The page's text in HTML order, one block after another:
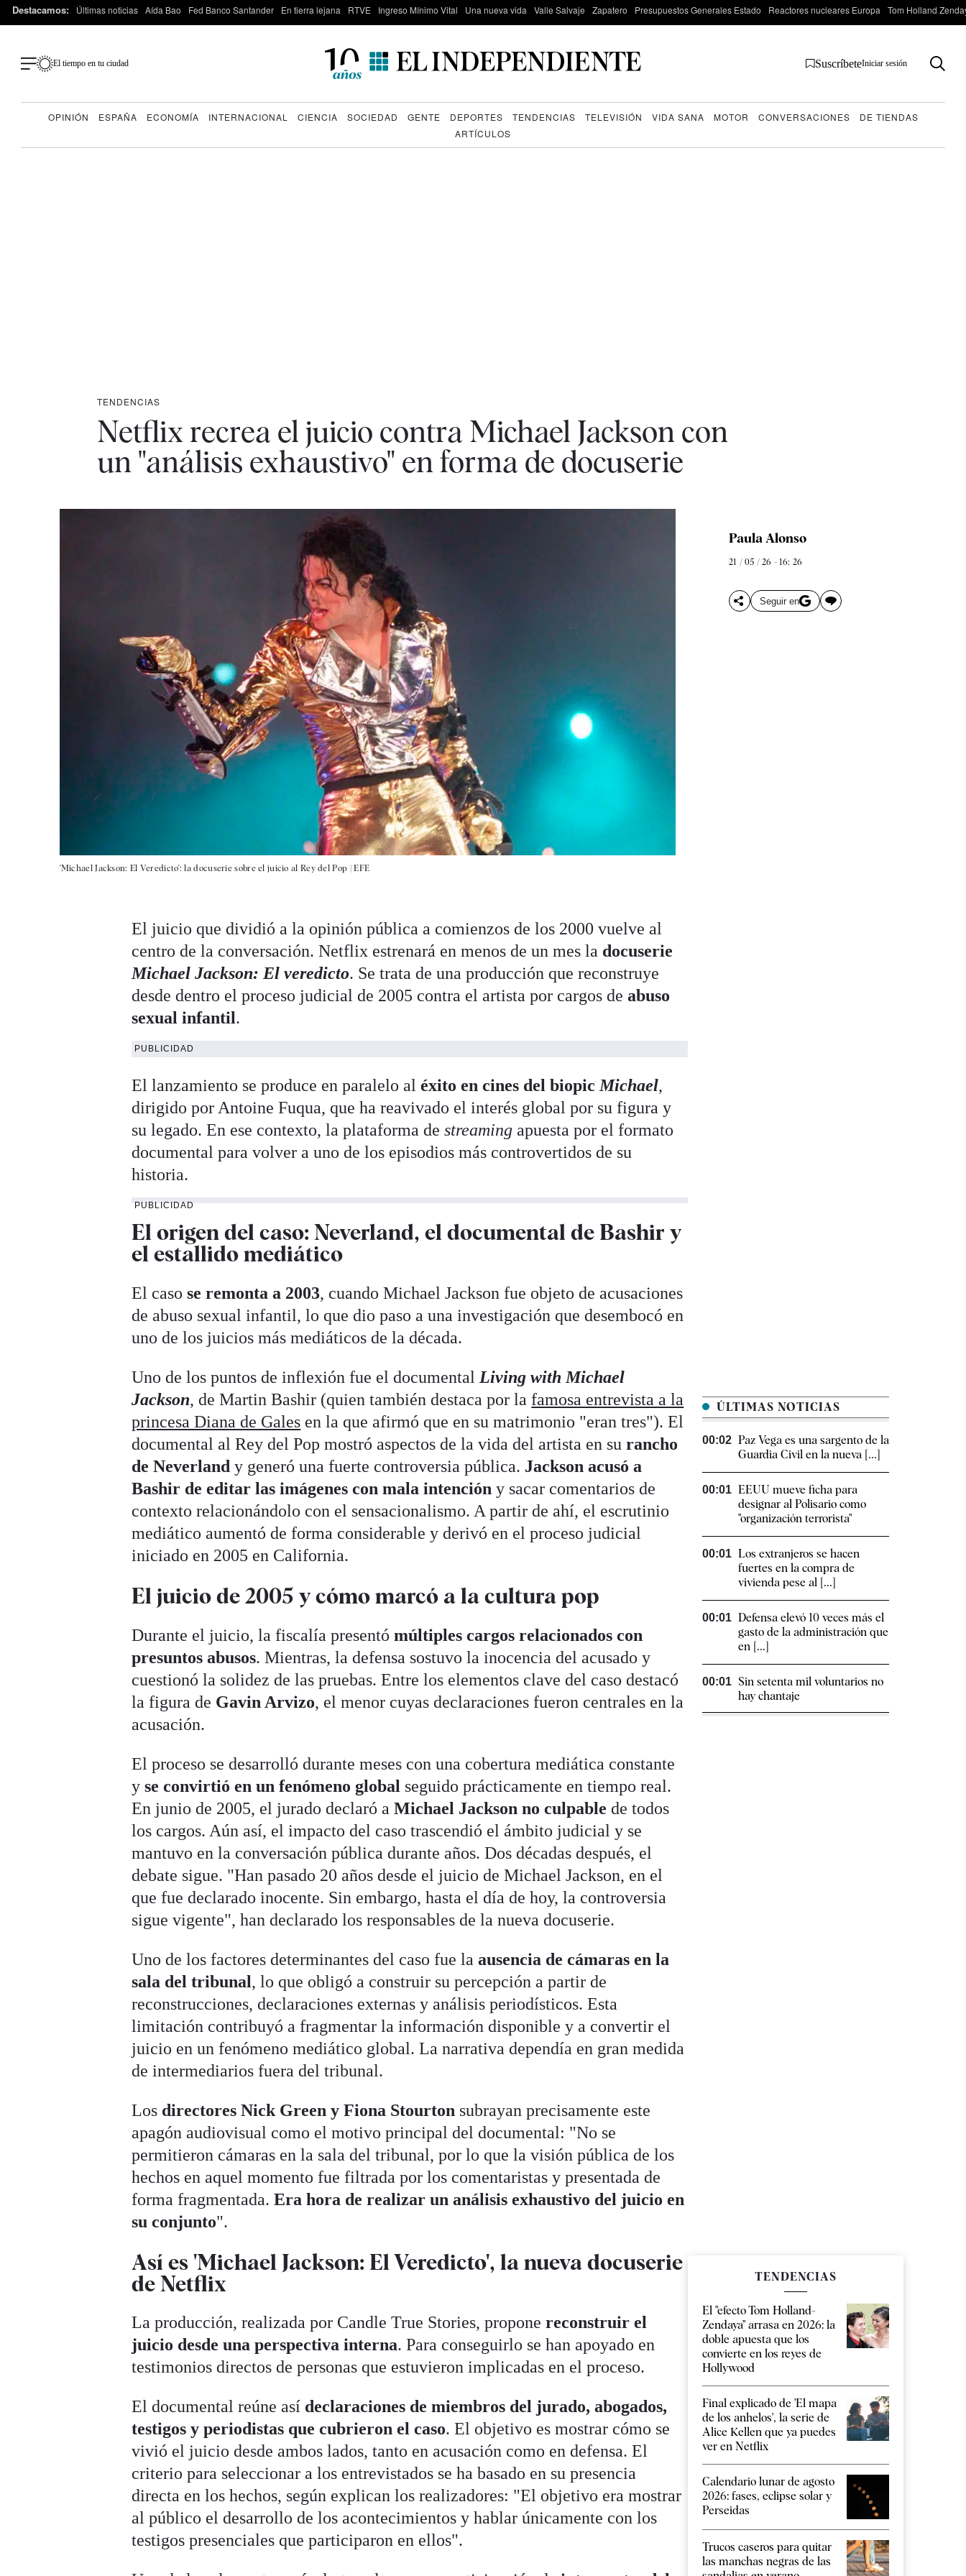
Destacamos: Últimas noticias Aída Bao Fed Banco Santander En tierra lejana RTVE Ingreso Mínimo Vital Una nueva vida Valle Salvaje Zapatero Presupuestos Generales Estado Reactores nucleares Europa Tom Holland
El tiempo en tu ciudad SuscríbeteIniciar sesión
OPINIÓN ESPAÑA ECONOMÍA INTERNACIONAL CIENCIA SOCIEDAD GENTE DEPORTES TENDENCIAS TELEVISIÓN VIDA SANA MOTOR CONVERSACIONES
DE TIENDAS
ARTÍCULOS
TENDENCIAS
Netflix recrea el juicio contra Michael Jackson con
un "análisis exhaustivo" en forma de docuserie
'Michael Jackson: El Veredicto': la docuserie sobre el juicio al Rey del Pop |EFE
Paula Alonso
21 / 05 / 26 - 16: 26
Seguir en
El juicio que dividió a la opinión pública a comienzos de los 2000 vuelve al
centro de la conversación. Netflix estrenará en menos de un mes la docuserie
Michael Jackson: El veredicto. Se trata de una producción que reconstruye
desde dentro el proceso judicial de 2005 contra el artista por cargos deabuso
sexual infantil .
PUBLICIDAD
El lanzamiento se produce en paralelo aléxito en cines del biopic Michael,
dirigido por Antoine Fuqua, que ha reavivado el interés global por su figura y
su legado. En ese contexto, la plataforma destreaming apuesta por el formato
documental para volver a uno de los episodios más controvertidos de su
historia.
PUBLICIDAD
El origen del caso: Neverland, el documental de Bashir y
el estallido mediático
El casose remonta a 2003, cuando Michael Jackson fue objeto de acusaciones
de abuso sexual infantil, lo que dio paso a una investigación que desembocó en
uno de los juicios más mediáticos de la década.
Uno de los puntos de inflexión fue el documental Living with Michael
Jackson, de Martin Bashir (quien también destaca por lafamosa entrevista a la
princesa Diana de Gales en la que afirmó que en su matrimonio "eran tres"). El
documental al Rey del Pop mostró aspectos de la vida del artista en surancho
de Neverland y generó una fuerte controversia pública. Jackson acusó a
Bashir de editar las imágenes con mala intención y sacar comentarios de
contexto relacionándolo con el sensacionalismo. A partir de ahí, el escrutinio
mediático aumentó de forma considerable y derivó en el proceso judicial
iniciado en 2005 en California.
El juicio de 2005 y cómo marcó a la cultura pop
Durante el juicio, la fiscalía presentómúltiples cargos relacionados con
presuntos abusos. Mientras, la defensa sostuvo la inocencia del acusado y
cuestionó la solidez de las pruebas. Entre los elementos clave del caso destacó
la figura de Gavin Arvizo, el menor cuyas declaraciones fueron centrales en la
acusación.
El proceso se desarrolló durante meses con una cobertura mediática constante
yse convirtió en un fenómeno global seguido prácticamente en tiempo real.
En junio de 2005, el jurado declaró aMichael Jackson no culpable de todos
los cargos. Aún así, el impacto del caso trascendió el ámbito judicial y se
mantuvo en la conversación pública durante años. Dos décadas después, el
debate sigue. "Han pasado 20 años desde el juicio de Michael Jackson, en el
que fue declarado inocente. Sin embargo, hasta el día de hoy, la controversia
sigue vigente", han declarado los responsables de la nueva docuserie.
Uno de los factores determinantes del caso fue laausencia de cámaras en la
sala del tribunal, lo que obligó a construir su percepción a partir de
reconstrucciones, declaraciones externas y análisis periodísticos. Esta
limitación contribuyó a fragmentar la información disponible y a convertir el
juicio en un fenómeno mediático global. La narrativa dependía en gran medida
de intermediarios fuera del tribunal.
Los directores Nick Green y Fiona Stourton subrayan precisamente este
apagón audiovisual como el motivo principal del documental: "No se
permitieron cámaras en la sala del tribunal, por lo que la visión pública de los
hechos en aquel momento fue filtrada por los comentaristas y presentada de
forma fragmentada.Era hora de realizar un análisis exhaustivo del juicio en
su conjunto".
Así es 'Michael Jackson: El Veredicto', la nueva docuserie
de Netflix
La producción, realizada por Candle True Stories, proponereconstruir el
juicio desde una perspectiva interna. Para conseguirlo se han apoyado en
testimonios directos de personas que estuvieron implicadas en el proceso.
El documental reúne así declaraciones de miembros del jurado, abogados,
testigos y periodistas que cubrieron el caso. El objetivo es mostrar cómo se
vivió el juicio desde ambos lados, tanto en acusación como en defensa. El
criterio para seleccionar a los entrevistados se ha basado en su presencia
directa en los hechos, según explican los realizadores: "El objetivo era mostrar
al público el desarrollo de los acontecimientos y hablar únicamente con los
testigos presenciales que participaron en ellos".
ÚLTIMAS NOTICIAS
00:02 Paz Vega es una sargento de la
Guardia Civil en la nueva [...]
00:01 EEUU mueve ficha para
designar al Polisario como
"organización terrorista"
00:01 Los extranjeros se hacen
fuertes en la compra de
vivienda pese al [...]
00:01 Defensa elevó 10 veces más el
gasto de la administración que
en [...]
00:01 Sin setenta mil voluntarios no
hay chantaje
TENDENCIAS
El "efecto Tom Holland-
Zendaya" arrasa en 2026: la
doble apuesta que los
convierte en los reyes de
Hollywood
Final explicado de 'El mapa
de los anhelos', la serie de
Alice Kellen que ya puedes
ver en Netflix
Calendario lunar de agosto
2026: fases, eclipse solar y
Perseidas
Trucos caseros para quitar
las manchas negras de las